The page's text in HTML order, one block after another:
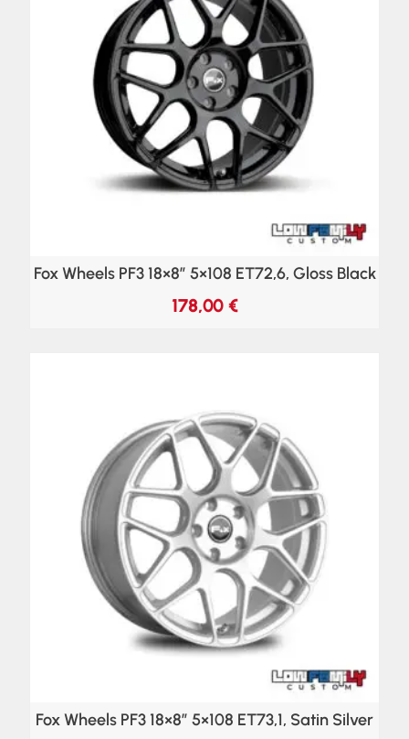
Fox Wheels PF3 18×8″ 5×108 ET72,6, Gloss Black
178,00 €
Fox Wheels PF3 18×8″ 5×108 ET73,1, Satin Silver